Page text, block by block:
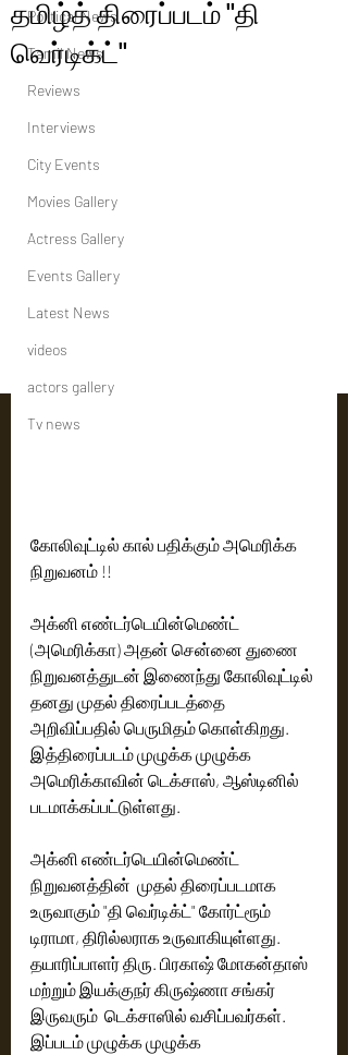
Political News
Tamil News
Reviews
Interviews
City Events
Movies Gallery
Actress Gallery
Events Gallery
Latest News
videos
actors gallery
Tv news
தமிழ்த் திரைப்படம் "தி
வெர்டிக்ட்"
கோலிவுட்டில் கால் பதிக்கும் அமெரிக்க
நிறுவனம் !!
அக்னி எண்டர்டெயின்மெண்ட்
(அமெரிக்கா) அதன் சென்னை துணை
நிறுவனத்துடன் இணைந்து கோலிவுட்டில்
தனது முதல் திரைப்படத்தை
அறிவிப்பதில் பெருமிதம் கொள்கிறது.
இத்திரைப்படம் முழுக்க முழுக்க
அமெரிக்காவின் டெக்சாஸ், ஆஸ்டினில்
படமாக்கப்பட்டுள்ளது.
அக்னி எண்டர்டெயின்மெண்ட்
நிறுவனத்தின்  முதல் திரைப்படமாக
உருவாகும் "தி வெர்டிக்ட்" கோர்ட்ரூம்
டிராமா, திரில்லராக உருவாகியுள்ளது.
தயாரிப்பாளர் திரு. பிரகாஷ் மோகன்தாஸ்
மற்றும் இயக்குநர் கிருஷ்ணா சங்கர்
இருவரும்  டெக்சாஸில் வசிப்பவர்கள்.
இப்படம் முழுக்க முழுக்க